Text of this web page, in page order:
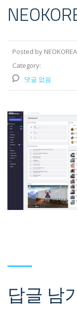
Posted by NEOKOREA
Category:
댓글 없음
답글 남